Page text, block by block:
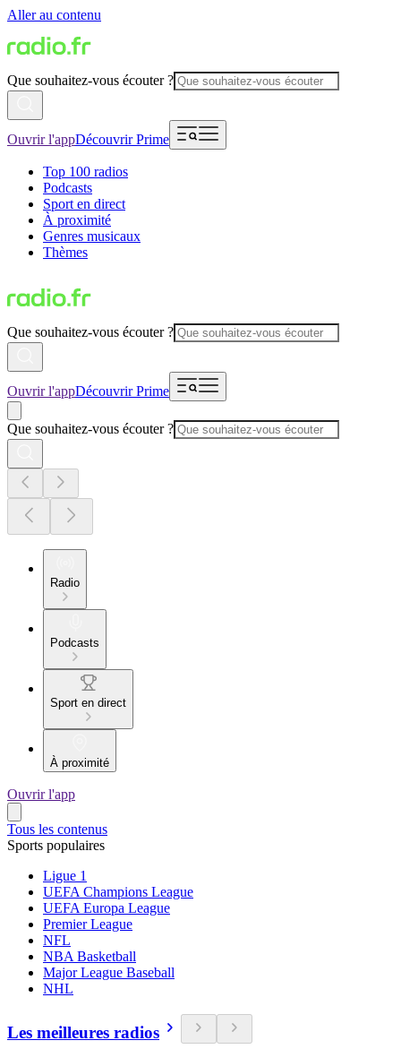
Aller au contenu
Que souhaitez-vous écouter ?
Ouvrir l'appDécouvrir Prime
Top 100 radios
Podcasts
Sport en direct
À proximité
Genres musicaux
Thèmes
Que souhaitez-vous écouter ?
Ouvrir l'appDécouvrir Prime
Que souhaitez-vous écouter ?
Radio
Podcasts
Sport en direct
À proximité
Ouvrir l'app
Tous les contenus
Sports populaires
Ligue 1
UEFA Champions League
UEFA Europa League
Premier League
NFL
NBA Basketball
Major League Baseball
NHL
Les meilleures radios